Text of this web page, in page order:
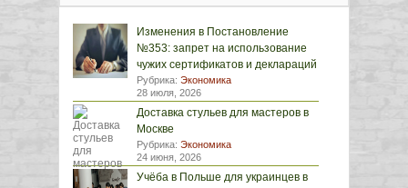
Изменения в Постановление
№353: запрет на использование
чужих сертификатов и деклараций
Рубрика: Экономика
28 июля, 2026
Доставка стульев для мастеров в
Москве
Рубрика: Экономика
24 июня, 2026
Учёба в Польше для украинцев в